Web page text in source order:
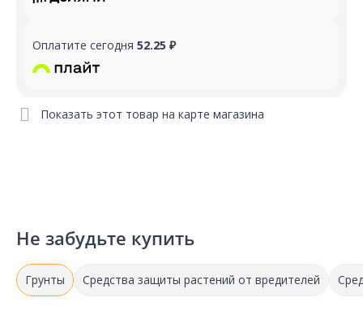
Оплатите сегодня 52.25 ₽
Показать этот товар на карте магазина
Не забудьте купить
Грунты Средства защиты растений от вредителей